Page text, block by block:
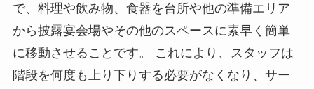
で、料理や飲み物、食器を台所や他の準備エリア
から披露宴会場やその他のスペースに素早く簡単
に移動させることです。 これにより、スタッフは
階段を何度も上り下りする必要がなくなり、サー